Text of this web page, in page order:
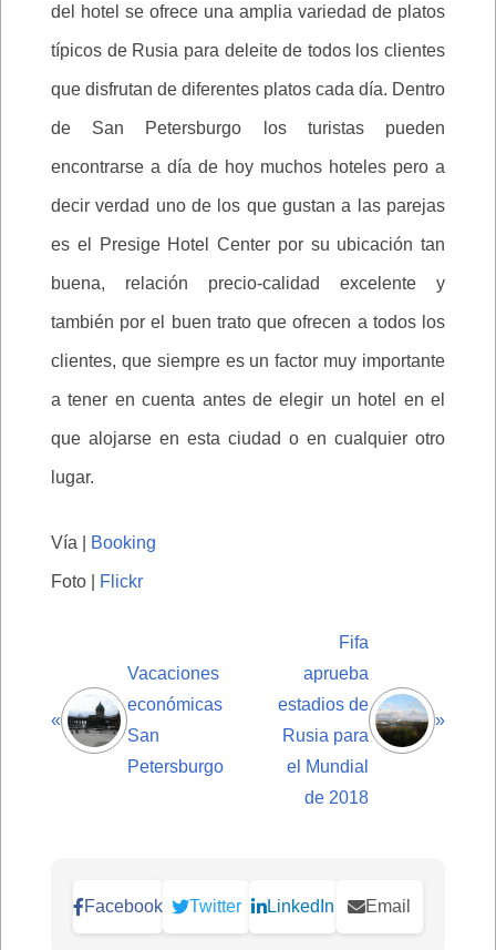
del hotel se ofrece una amplia variedad de platos
típicos de Rusia para deleite de todos los clientes
que disfrutan de diferentes platos cada día. Dentro
de San Petersburgo los turistas pueden
encontrarse a día de hoy muchos hoteles pero a
decir verdad uno de los que gustan a las parejas
es el Presige Hotel Center por su ubicación tan
buena, relación precio-calidad excelente y
también por el buen trato que ofrecen a todos los
clientes, que siempre es un factor muy importante
a tener en cuenta antes de elegir un hotel en el
que alojarse en esta ciudad o en cualquier otro
lugar.
Vía | Booking
Foto | Flickr
«
Vacaciones
económicas
San
Petersburgo
Fifa
aprueba
estadios de
Rusia para
el Mundial
de 2018
»
Facebook Twitter LinkedIn Email